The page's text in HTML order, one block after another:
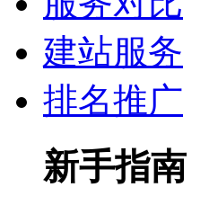
建站服务
排名推广
新手指南